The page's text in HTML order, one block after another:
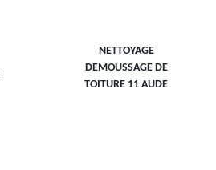
NETTOYAGE
DEMOUSSAGE DE
TOITURE 11 AUDE